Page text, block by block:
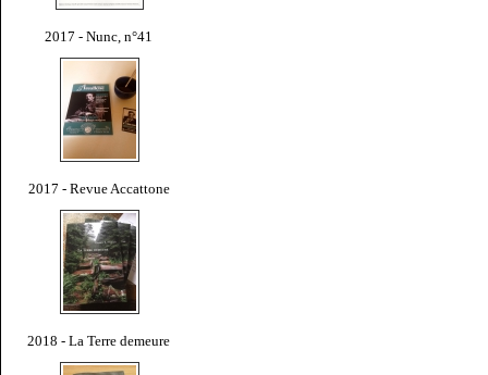
2017 - Nunc, n°41
2017 - Revue Accattone
2018 - La Terre demeure